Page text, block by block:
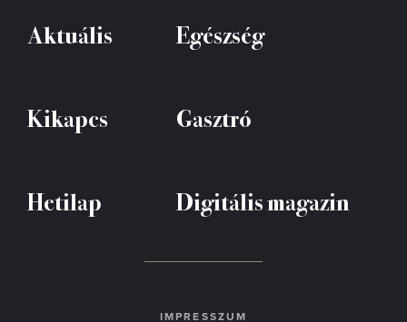
Aktuális Egészség
Kikapcs Gasztró
Hetilap Digitális magazin
IMPRESSZUM